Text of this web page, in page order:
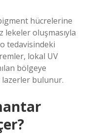
hücrelerine
lekeler oluşmasıyla
tedavisindeki
lokal UV
bölgeye
bulunur.